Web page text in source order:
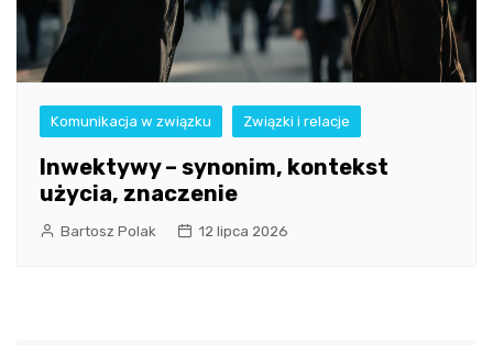
Komunikacja w związku Związki i relacje
Inwektywy – synonim, kontekst
użycia, znaczenie
Bartosz Polak 12 lipca 2026